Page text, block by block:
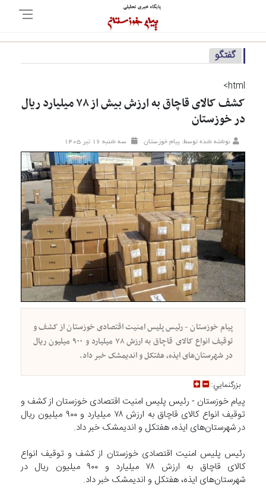
گفتگو
html>
کشف کالای قاچاق به ارزش بیش از ۷۸ میلیارد ریال
در خوزستان
نوشته شده توسط: پیام خوزستان سه شنبه ۱۶ تير ۱۴۰۵
پیام خوزستان - رئیس پلیس امنیت اقتصادی خوزستان از کشف و
توقیف انواع کالای قاچاق به ارزش ۷۸ میلیارد و ۹۰۰ میلیون ریال
در شهرستان‌های ایذه، هفتکل و اندیمشک خبر داد.
بزرگنمايي:
پیام خوزستان - رئیس پلیس امنیت اقتصادی خوزستان از کشف و
توقیف انواع کالای قاچاق به ارزش ۷۸ میلیارد و ۹۰۰ میلیون ریال
در شهرستان‌های ایذه، هفتکل و اندیمشک خبر داد.
رئیس پلیس امنیت اقتصادی خوزستان از کشف و توقیف انواع
کالای قاچاق به ارزش ۷۸ میلیارد و ۹۰۰ میلیون ریال در
شهرستان‌های ایذه، هفتکل و اندیمشک خبر داد.